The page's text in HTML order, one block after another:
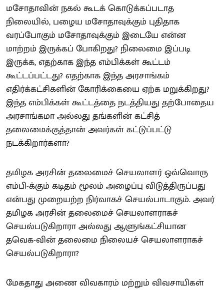
மசோதாவின் நகல் கூடக் கொடுக்கப்படாத
நிலையில், பழைய மசோதாவுக்கும் புதிதாக
வரப்போகும் மசோதாவுக்கும் இடையே என்ன
மாற்றம் இருக்கப் போகிறது? நிலைமை இப்படி
இருக்க, எதற்காக இந்த எம்பிக்கள் கூட்டம்
கூட்டப்பட்டது? எதற்காக இந்த அரசாங்கம்
எதிர்க்கட்சிகளின் கோரிக்கையை ஏற்க மறுக்கிறது?
இந்த எம்பிக்கள் கூட்டத்தை நடத்தியது தற்போதைய
அரசாங்கமா அல்லது தங்களின் கட்சித்
தலைமைக்குத்தான் அவர்கள் கட்டுப்பட்டு
நடக்கிறார்களா?
தமிழக அரசின் தலைமைச் செயலாளர் ஒவ்வொரு
எம்பி-க்கும் கடிதம் மூலம் அழைப்பு விடுத்திருப்பது
என்பது முறையற்ற நிர்வாகச் செயல்பாடாகும். அவர்
தமிழக அரசின் தலைமைச் செயலாளராகச்
செயல்படுகிறாரா அல்லது ஆளுங்கட்சியான
தவெக-வின் தலைமை நிலையச் செயலாளராகச்
செயல்படுகிறாரா?
மேகதாது அணை விவகாரம் மற்றும் விவசாயிகள்